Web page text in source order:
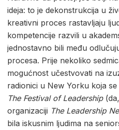
ideja: to je dekonstrukcija u
kreativni proces rastavljaju
kompetencije razvili u
jednostavno bili među
procesa. Prije nekoliko
mogućnost učestvovati na
radionici u New Yorku koja
The Festival of Leadership
organizaciji The Leadership
bila iskusnim ljudima na